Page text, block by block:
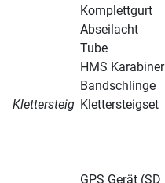
Komplettgurt
Abseilacht
Tube
HMS Karabiner
Bandschlinge
Klettersteig Klettersteigset
GPS Gerät (SD